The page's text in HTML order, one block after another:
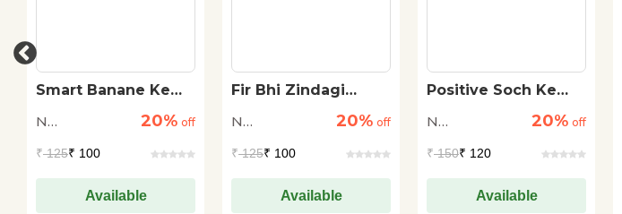
Smart Banane Ke
N
20% off
₹125₹ 100
Available
Fir Bhi Zindagi
N
20% off
₹125₹ 100
Available
Positive Soch Ke
N
20% off
₹150₹ 120
Available